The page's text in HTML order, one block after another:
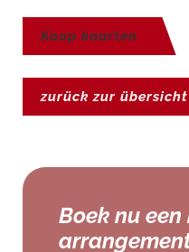
Koop kaarten
zurück zur übersicht
Boek nu